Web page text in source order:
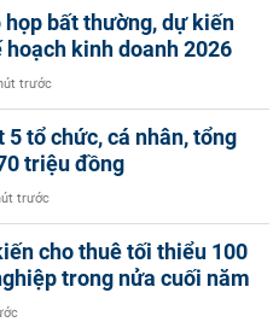
bất thường, dự kiến
kinh doanh 2026
trước
5 tổ chức, cá nhân, tổng
triệu đồng
trước
cho thuê tối thiểu 100
trong nửa cuối năm